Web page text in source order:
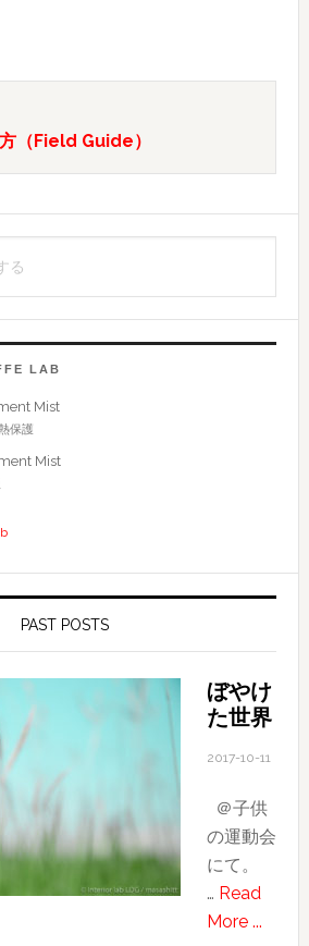
（Field Guide）
LAB
Mist
保護
Mist
PAST POSTS
ぼやけ
た世界
2017-10-11
＠子供
の運動会
にて。
… Read
More ...about